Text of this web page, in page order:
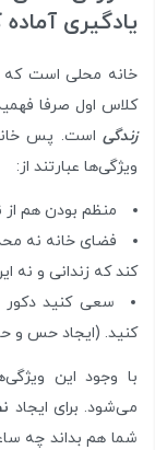
یادگیری آماده
خانه محلی است که
کلاس اول صرفا
زندگی است. پس
ویژگی‌ها عبارتند از:
منظم بودن هم از
فضای خانه نه
کند که زندانی و نه
سعی کنید دکور
کنید. (ایجاد حس و
با وجود این
می‌شود. برای ایجاد
شما هم بداند چه